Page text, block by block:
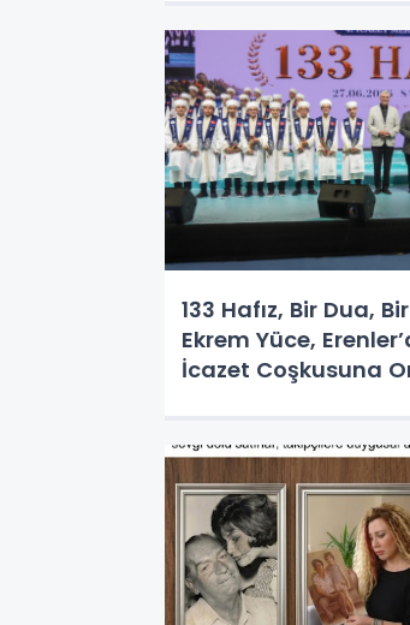
133 Hafız, Bir Dua,
Ekrem Yüce,
İcazet Coşkusuna